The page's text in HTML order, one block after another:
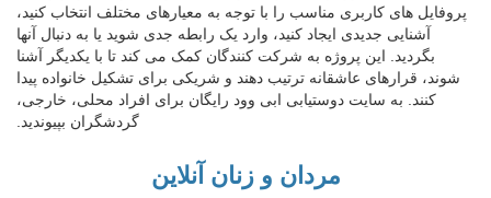
پروفایل های کاربری مناسب را با توجه به معیارهای مختلف انتخاب کنید،
آشنایی جدیدی ایجاد کنید، وارد یک رابطه جدی شوید یا به دنبال آنها
بگردید. این پروژه به شرکت کنندگان کمک می کند تا با یکدیگر آشنا
شوند، قرارهای عاشقانه ترتیب دهند و شریکی برای تشکیل خانواده پیدا
کنند. به سایت دوستیابی ابی وود رایگان برای افراد محلی، خارجی،
گردشگران بپیوندید.
مردان و زنان آنلاین